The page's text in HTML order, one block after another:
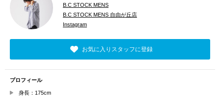
B.C STOCK MENS
B.C STOCK MENS 自由が丘店
Instagram
お気に入りスタッフに登録
プロフィール
身長：175cm